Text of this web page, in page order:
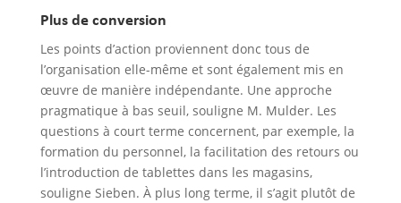
Plus de conversion
Les points d’action proviennent donc tous de
l’organisation elle-même et sont également mis en
œuvre de manière indépendante. Une approche
pragmatique à bas seuil, souligne M. Mulder. Les
questions à court terme concernent, par exemple, la
formation du personnel, la facilitation des retours ou
l’introduction de tablettes dans les magasins,
souligne Sieben. À plus long terme, il s’agit plutôt de